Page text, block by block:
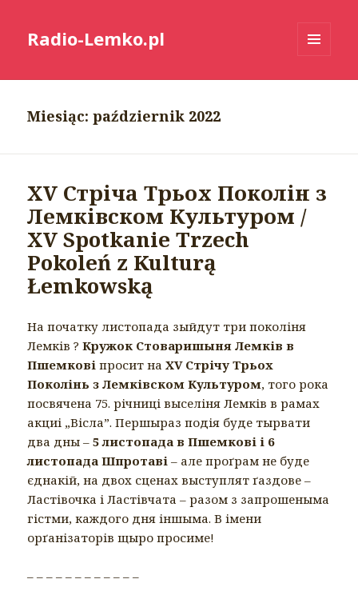
Radio-Lemko.pl
Miesiąc:październik 2022
XV Стріча Трьох Поколін з
Лемківском Культуром /
XV Spotkanie Trzech
Pokoleń z Kulturą
Łemkowską
На початку листопада зыйдут три поколіня
Лемків ?Кружок Стоваришыня Лемків в
Пшемкові просит наXV Стрічу Трьох
Поколінь з Лемківском Культуром, того рока
посвячена 75. річниці выселіня Лемків в рамах
акциі „Вісла”. Першыраз подія буде тырвати
два дны –5 листопада в Пшемкові і 6
листопада Шпротаві – але проґрам не буде
єднакій, на двох сценах выступлят ґаздове –
Ластівочка і Ластівчата – разом з запрошеныма
гістми, каждого дня іншыма. В імени
орґанізаторів щыро просиме!
– – – – – – – – – – – –